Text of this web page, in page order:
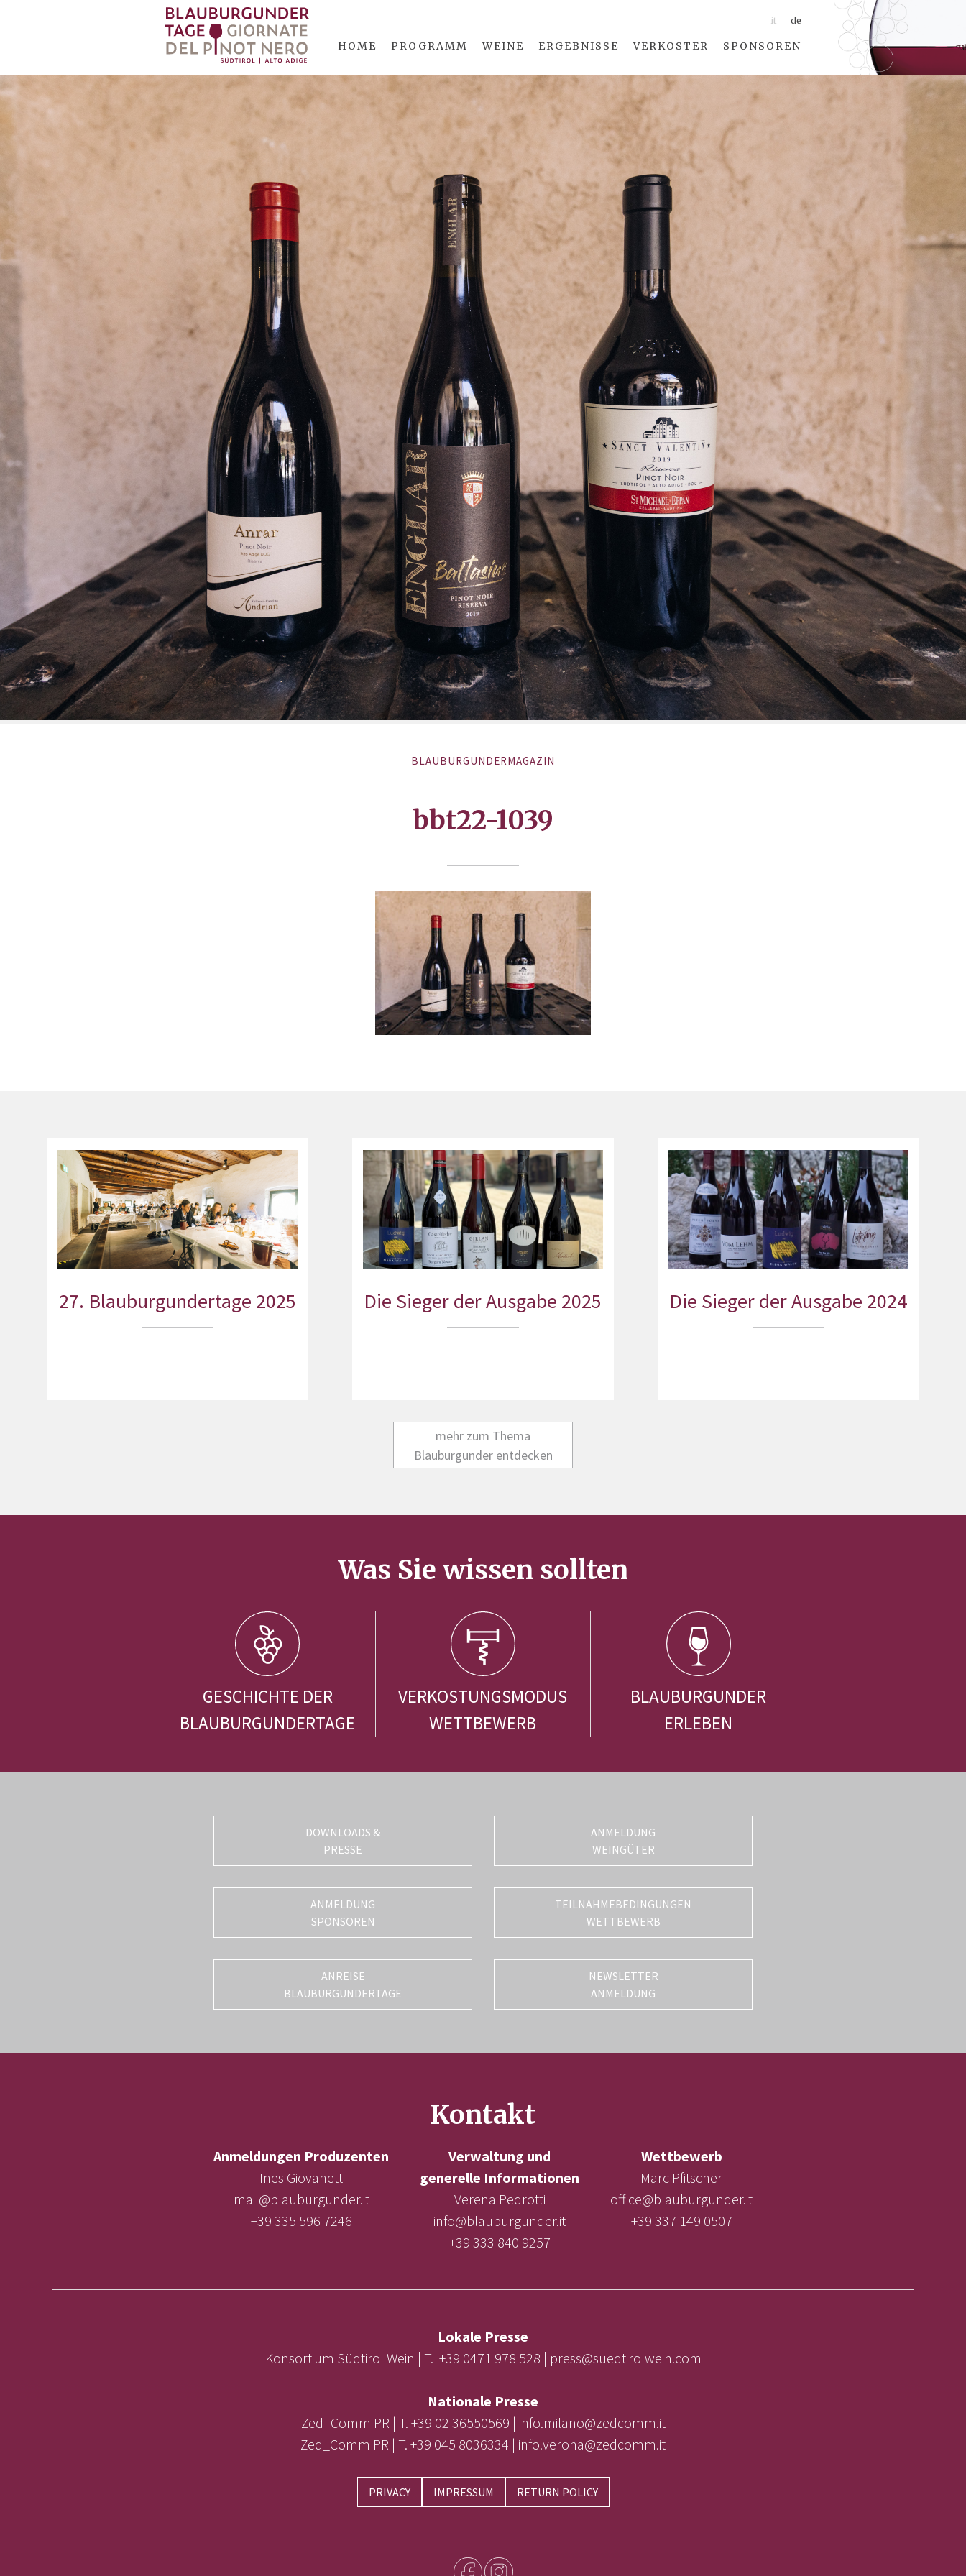
it de
HOME PROGRAMM WEINE ERGEBNISSE VERKOSTER SPONSOREN
BLAUBURGUNDERMAGAZIN
bbt22-1039
27. Blauburgundertage 2025 Die Sieger der Ausgabe 2025 Die Sieger der Ausgabe 2024
mehr zum Thema
Blauburgunder entdecken
Was Sie wissen sollten
GESCHICHTE DER
BLAUBURGUNDERTAGE
VERKOSTUNGSMODUS
WETTBEWERB
BLAUBURGUNDER
ERLEBEN
DOWNLOADS &
PRESSE
ANMELDUNG
WEINGÜTER
ANMELDUNG
SPONSOREN
TEILNAHMEBEDINGUNGEN
WETTBEWERB
ANREISE
BLAUBURGUNDERTAGE
NEWSLETTER
ANMELDUNG
Kontakt
Anmeldungen Produzenten
Ines Giovanett
mail@blauburgunder.it
+39 335 596 7246
Verwaltung und
generelle Informationen
Verena Pedrotti
info@blauburgunder.it
+39 333 840 9257
Wettbewerb
Marc Pfitscher
office@blauburgunder.it
+39 337 149 0507
Lokale Presse
Konsortium Südtirol Wein | T. +39 0471 978 528 | press@suedtirolwein.com
Nationale Presse
Zed_Comm PR | T. +39 02 36550569 | info.milano@zedcomm.it
Zed_Comm PR | T. +39 045 8036334 | info.verona@zedcomm.it
PRIVACY IMPRESSUM RETURN POLICY